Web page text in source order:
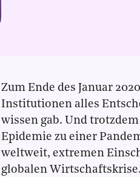
Zum Ende des Januar
Institutionen alles
wissen gab. Und
Epidemie zu einer
weltweit, extremen
globalen